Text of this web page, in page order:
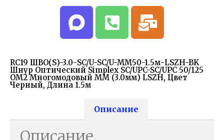
RC19 ШВО(s)-3.0-SC/U-SC/U-MM50-1.5м-LSZH-BK
Шнур Оптический Simplex SC/UPC-SC/UPC 50/125
OM2 Многомодовый MM (3.0мм) LSZH, Цвет
Черный, Длина 1.5м
Описание
Описание